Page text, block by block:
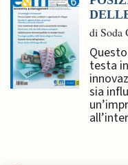
di Soda
testa
sia